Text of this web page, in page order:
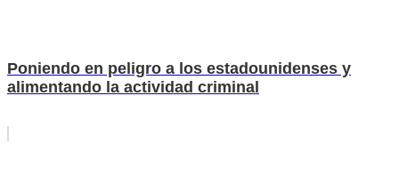
Poniendo en peligro a los estadounidenses y
alimentando la actividad criminal